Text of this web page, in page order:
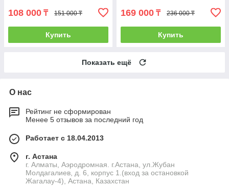
108 000 ₸ 151 000 ₸
Купить
169 000 ₸ 236 000 ₸
Купить
Показать ещё
О нас
Рейтинг не сформирован
Менее 5 отзывов за последний год
Работает с 18.04.2013
г. Астана
г. Алматы, Аэродромная. г.Астана, ул.Жубан
Молдагалиев, д. 6, корпус 1.(вход за остановкой
Жагалау-4), Астана, Казахстан